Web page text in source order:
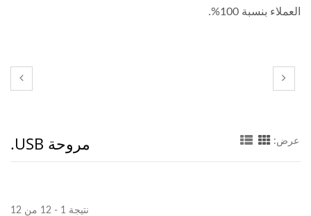
العملاء بنسبة 100%.
مروحة USB. عرض:
نتيجة 1 - 12 من 12